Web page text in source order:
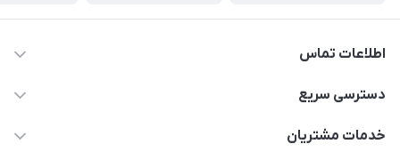
اطلاعات تماس
02177111474
دسترسی سریع
حساب کاربری
خدمات مشتریان